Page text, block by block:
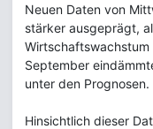
Neuen Daten von
stärker ausgeprägt,
Wirtschaftswachstum
September
unter den Prognosen.
Hinsichtlich dieser